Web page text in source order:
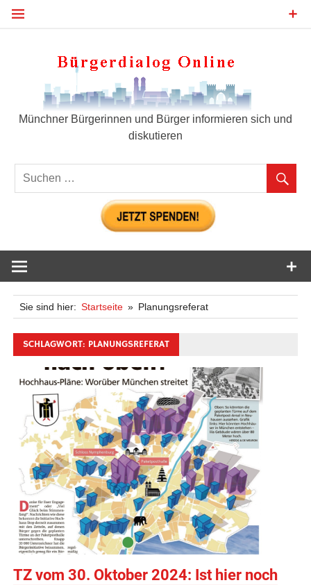
Zum
Münchner Bürgerinnen und Bürger informieren sich und
diskutieren
Sie sind hier: Startseite Planungsreferat
SCHLAGWORT: PLANUNGSREFERAT
TZ vom 30. Oktober 2024: Ist hier noch